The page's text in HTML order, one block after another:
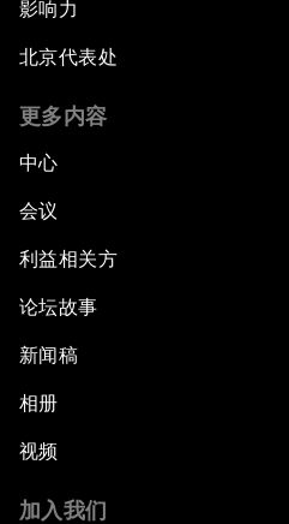
影响力
北京代表处
更多内容
中心
会议
利益相关方
论坛故事
新闻稿
相册
视频
加入我们